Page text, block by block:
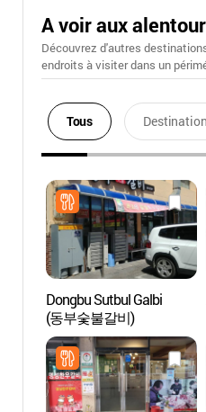
A voir aux
Découvrez d'autres
endroits à visiter dans un
Tous
Dongbu Sutbul Galbi
(동부숯불갈비)